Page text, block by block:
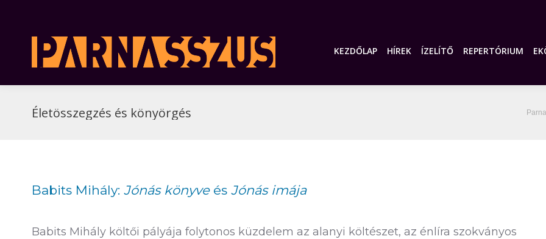
KEZDŐLAP HÍREK ÍZELÍTŐ REPERTÓRIUM
Életösszegzés és könyörgés
Babits Mihály: Jónás könyveés Jónás imája
Babits Mihály költői pályája folytonos küzdelem az alanyi költészet, az énlíra szokványos